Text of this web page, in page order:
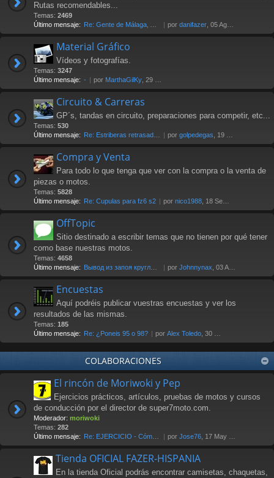
Rutas recomendables...
Temas: 2469
Último mensaje: Re: Gente de Málaga, Axarquía… por danifazer , 05 Ago 2026 17:16
Material Gráfico
Vídeos y fotografías.
Temas: 3247
Último mensaje: - por MarthaGilKy , 29 Jul 2026 12:24
Circuito & Carreras
GP´s, tandas en circuito, preparaciones para competir, etc...
Temas: 530
Último mensaje: Re: Estriberas retrasadas por golpedegas , 19 Nov 2024 13:08
Compra y Venta
Para todo lo que tenga que ver con la compra o la venta de
piezas o motos.
Temas: 5828
Último mensaje: Re: Cupulas para fz6 s2 por nico1988 , 18 Sep 2025 07:03
OffTopic
Sitio destinado a escribir temas que no tienen por qué tener
como base nuestras motos.
Temas: 4658
Último mensaje: Вывод из запоя круглосуточно … por Johnnynax , 03 Ago 2026 17:29
Encuestas
Aquí podréis publicar vuestras encuestas y ver los
resultados de las mismas.
Temas: 185
Último mensaje: Re: ¿Poneis 95 o 98? por Alex Toledo , 30 Oct 2021 23:23
COLABORACIONES
El rincón de Moriwoki y Pep
Ejercicios prácticos, artículos, pruebas de motos y cursos
de conducción por el director de super7moto.com.
Moderador: moriwoki
Temas: 282
Último mensaje: Re: EJERCICIO - Cómo frenar. … por Jose76 , 17 May 2018 00:17
Tienda OFICIAL FAZER-HISPANIA
En la tienda Oficial podrás encontrar camisetas, chaquetas,